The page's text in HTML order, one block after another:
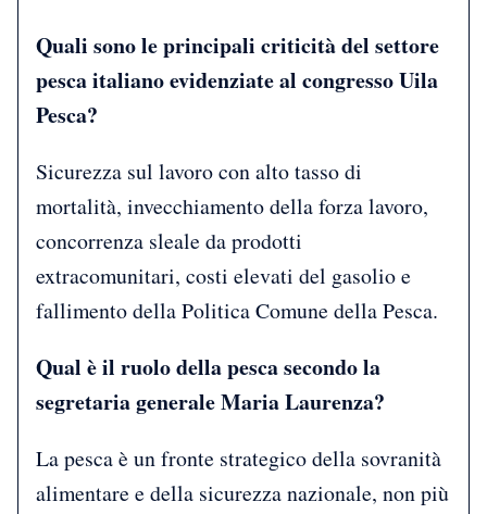
Quali sono le principali criticità del settore
pesca italiano evidenziate al congresso Uila
Pesca?
Sicurezza sul lavoro con alto tasso di
mortalità, invecchiamento della forza lavoro,
concorrenza sleale da prodotti
extracomunitari, costi elevati del gasolio e
fallimento della Politica Comune della Pesca.
Qual è il ruolo della pesca secondo la
segretaria generale Maria Laurenza?
La pesca è un fronte strategico della sovranità
alimentare e della sicurezza nazionale, non più